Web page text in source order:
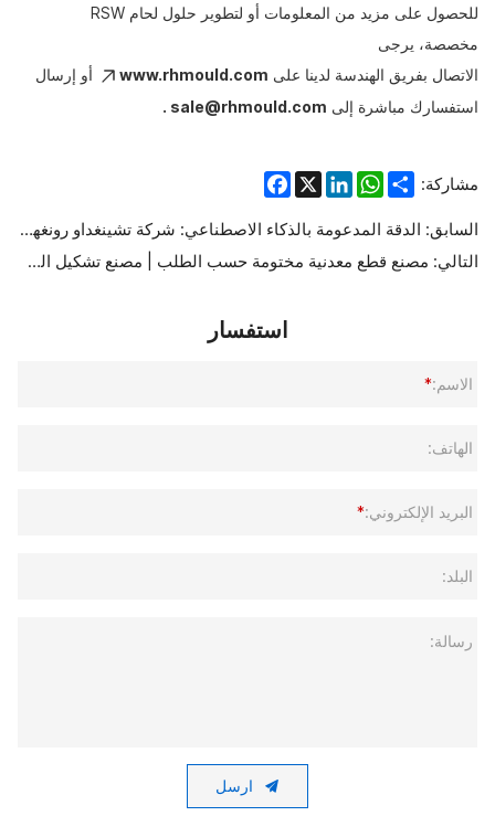
للحصول على مزيد من المعلومات أو لتطوير حلول لحام RSW
مخصصة، يرجى
الاتصال بفريق الهندسة لدينا على www.rhmould.com
أو إرسال
استفسارك مباشرة إلى sale@rhmould.com
.
مشاركة: Facebook X
LinkedIn
WhatsAppShare
السابق: الدقة المدعومة بالذكاء الاصطناعي: شركة تشينغداو رونغهاي للقوالب ترسم مستقبل مكونات الروبوتات
التالي: مصنع قطع معدنية مختومة حسب الطلب | مصنع تشكيل الصفائح المعدنية الدقيقة للمصنعين الأصليين – RHmould
استفسار
الاسم:*
الهاتف:
البريد الإلكتروني:*
البلد:
رسالة:
ارسل